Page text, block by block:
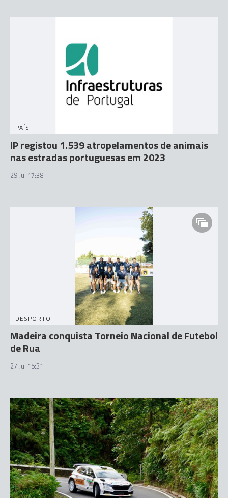
PAÍS
IP registou 1.539 atropelamentos de animais
nas estradas portuguesas em 2023
29 Jul 17:38
DESPORTO
Madeira conquista Torneio Nacional de Futebol
de Rua
27 Jul 15:31